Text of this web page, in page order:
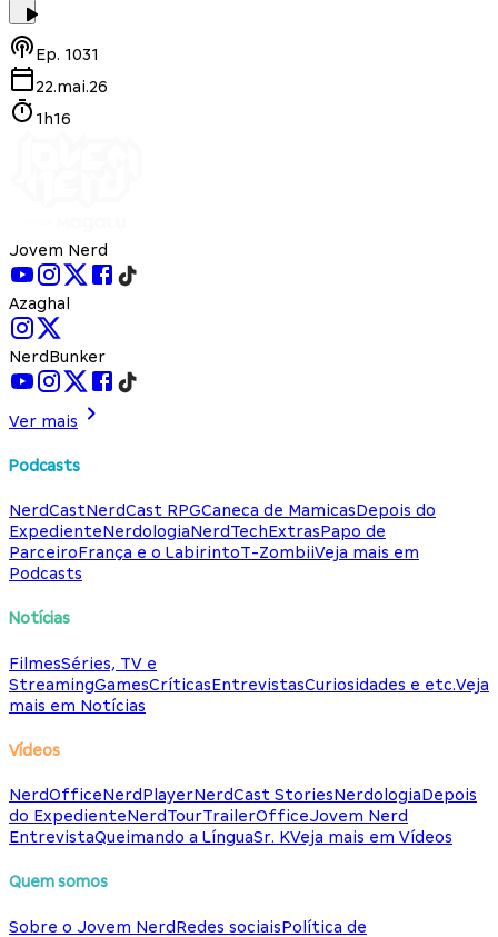
Ep. 1031
22.mai.26
1h16
Jovem Nerd
Azaghal
NerdBunker
Ver mais
Podcasts
NerdCastNerdCast RPGCaneca de MamicasDepois do
ExpedienteNerdologiaNerdTechExtrasPapo de
ParceiroFrança e o LabirintoT-ZombiiVeja mais em
Podcasts
Notícias
FilmesSéries, TV e
StreamingGamesCríticasEntrevistasCuriosidades e etc.Veja
mais em Notícias
Vídeos
NerdOfficeNerdPlayerNerdCast StoriesNerdologiaDepois
do ExpedienteNerdTourTrailerOfficeJovem Nerd
EntrevistaQueimando a LínguaSr. KVeja mais em Vídeos
Quem somos
Sobre o Jovem NerdRedes sociaisPolítica de